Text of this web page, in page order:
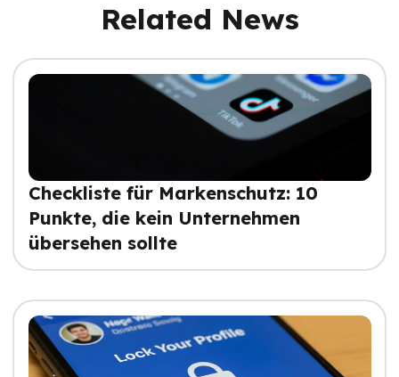
Related News
Checkliste für Markenschutz: 10
Punkte, die kein Unternehmen
übersehen sollte